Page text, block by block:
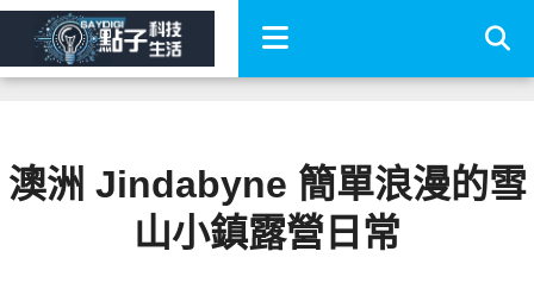
澳洲 Jindabyne 簡單浪漫的雪
山小鎮露營日常